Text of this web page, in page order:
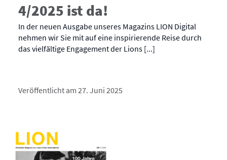
4/2025 ist da!
In der neuen Ausgabe unseres Magazins LION Digital
nehmen wir Sie mit auf eine inspirierende Reise durch
das vielfältige Engagement der Lions [...]
Veröffentlicht am 27. Juni 2025